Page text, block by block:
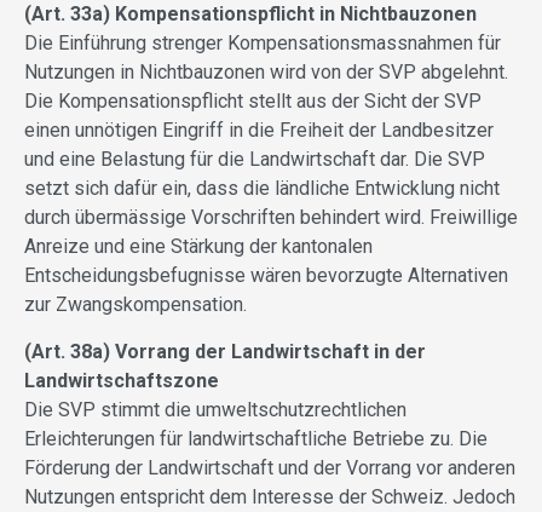
(Art. 33a) Kompensationspflicht in Nichtbauzonen
Die Einführung strenger Kompensationsmassnahmen für
Nutzungen in Nichtbauzonen wird von der SVP abgelehnt.
Die Kompensationspflicht stellt aus der Sicht der SVP
einen unnötigen Eingriff in die Freiheit der Landbesitzer
und eine Belastung für die Landwirtschaft dar. Die SVP
setzt sich dafür ein, dass die ländliche Entwicklung nicht
durch übermässige Vorschriften behindert wird. Freiwillige
Anreize und eine Stärkung der kantonalen
Entscheidungsbefugnisse wären bevorzugte Alternativen
zur Zwangskompensation.
(Art. 38a) Vorrang der Landwirtschaft in der
Landwirtschaftszone
Die SVP stimmt die umweltschutzrechtlichen
Erleichterungen für landwirtschaftliche Betriebe zu. Die
Förderung der Landwirtschaft und der Vorrang vor anderen
Nutzungen entspricht dem Interesse der Schweiz. Jedoch